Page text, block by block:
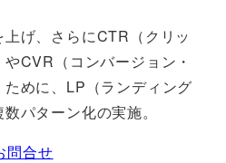
げ、さらにCTR（クリッ
CVR（コンバージョン・
めに、LP（ランディング
パターン化の実施。
問合せ